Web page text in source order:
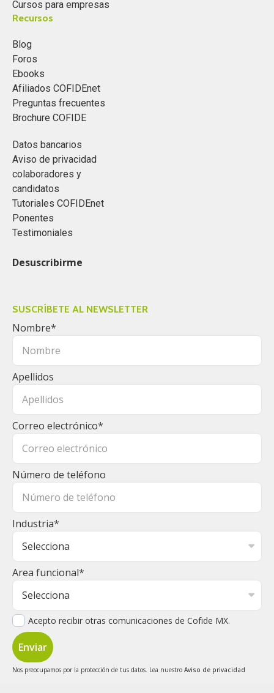
Cursos para empresas
Recursos
Blog
Foros
Ebooks
Afiliados COFIDEnet
Preguntas frecuentes
Brochure COFIDE
Datos bancarios
Aviso de privacidad
colaboradores y
candidatos
Tutoriales COFIDEnet
Ponentes
Testimoniales
Desuscribirme
SUSCRÍBETE AL NEWSLETTER
Nombre*
Apellidos
Correo electrónico*
Número de teléfono
Industria*
Area funcional*
Acepto recibir otras comunicaciones de Cofide MX.
Nos preocupamos por la protección de tus datos. Lea nuestro Aviso de privacidad